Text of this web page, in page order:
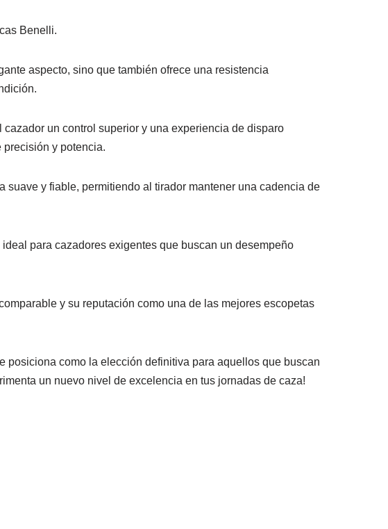
Benelli.
aspecto, sino que también ofrece una resistencia
un control superior y una experiencia de disparo
y potencia.
y fiable, permitiendo al tirador mantener una cadencia de
para cazadores exigentes que buscan un desempeño
y su reputación como una de las mejores escopetas
como la elección definitiva para aquellos que buscan
un nuevo nivel de excelencia en tus jornadas de caza!